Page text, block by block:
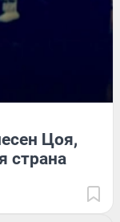
Цоя,
страна